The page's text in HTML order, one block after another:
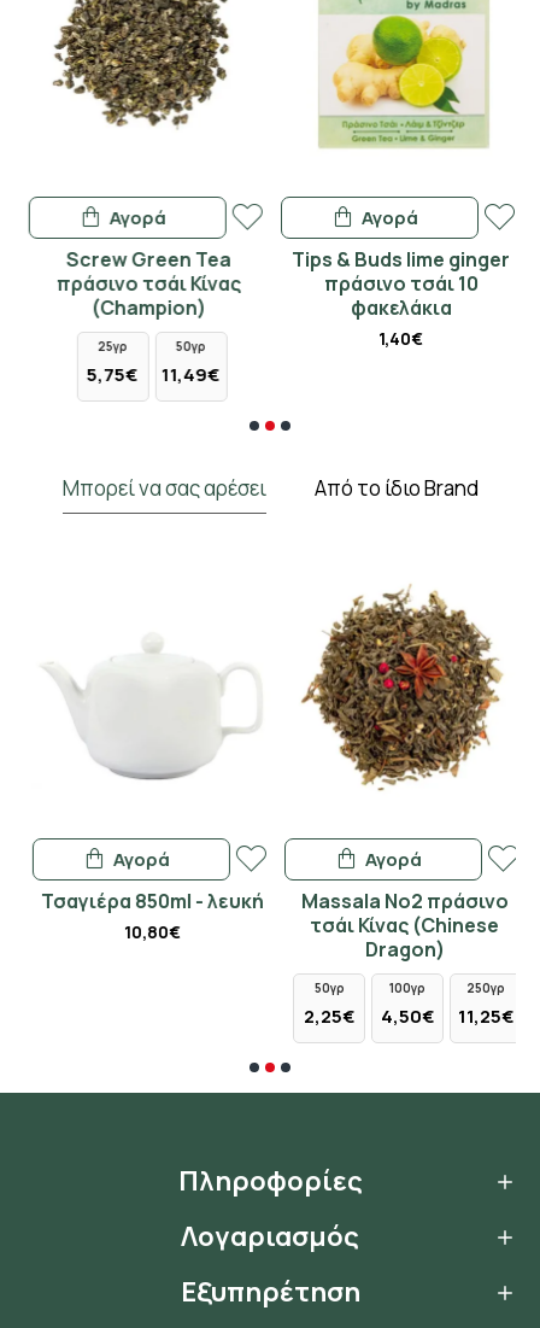
Screw Green Tea
πράσινο τσάι Κίνας
(Champion)
25γρ
5,75€
50γρ
11,49€
Αγορά
Tips & Buds lime ginger
πράσινο τσάι 10
φακελάκια
1,40€
Αγορά
Μπορεί να σας αρέσει Από το ίδιο Brand
Τσαγιέρα 850ml - λευκή
10,80€
Αγορά
Massala No2 πράσινο
τσάι Κίνας (Chinese
Dragon)
50γρ
2,25€
100γρ
4,50€
250γρ
11,25€
Αγορά
Πληροφορίες
Λογαριασμός
Εξυπηρέτηση